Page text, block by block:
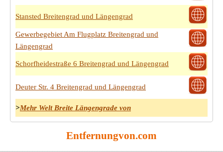
Stansted Breitengrad und Längengrad
Gewerbegebiet Am Flugplatz Breitengrad und
Längengrad
Schorfheidestraße 6 Breitengrad und Längengrad
Deuter Str. 4 Breitengrad und Längengrad
>Mehr Welt Breite Längengrade von
Entfernungvon.com